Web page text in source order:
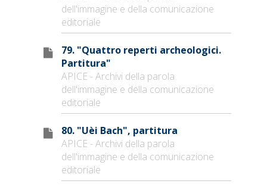
dell'immagine e della comunicazione
editoriale
79. "Quattro reperti archeologici.
Partitura"
APICE - Archivi della parola
dell'immagine e della comunicazione
editoriale
80. "Uèi Bach", partitura
APICE - Archivi della parola
dell'immagine e della comunicazione
editoriale